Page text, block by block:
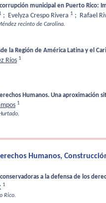
municipal en Puerto Rico:
; Evelyza Crespo Rivera 1 ; Rafael
recinto de Carolina.
la Región de América Latina y el
Ríos 1
Humanos. Una
1
Humanos,
a la defensa de los
1
Rico.